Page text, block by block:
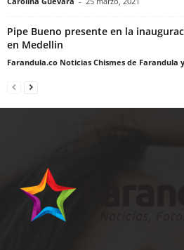
Pipe Bueno presente en la
en Medellin
Farandula.co Noticias Chismes de Farandula